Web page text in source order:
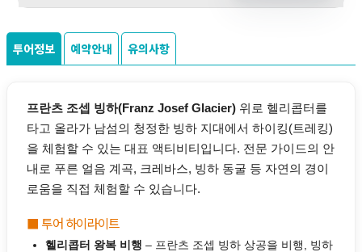
투어정보 예약안내 유의사항
프란츠 조셉 빙하(Franz Josef Glacier) 위로 헬리콥터를
타고 올라가 남섬의 청정한 빙하 지대에서 하이킹(트레킹)
을 체험할 수 있는 대표 액티비티입니다. 전문 가이드의 안
내로 푸른 얼음 계곡, 크레바스, 빙하 동굴 등 자연의 경이
로움을 직접 체험할 수 있습니다.
■ 투어 하이라이트
헬리콥터 왕복 비행 – 프란츠 조셉 빙하 상공을 비행, 빙하